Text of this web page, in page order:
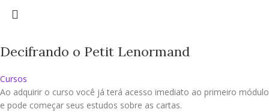
Decifrando o Petit Lenormand
Cursos
Ao adquirir o curso você já terá acesso imediato ao primeiro módulo
e pode começar seus estudos sobre as cartas.